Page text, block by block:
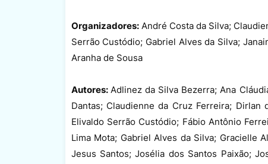
Organizadores:André Costa da Silva;
Serrão Custódio; Gabriel Alves da Silva;
Aranha de Sousa
Autores: Adlinez da Silva Bezerra; Ana
Dantas; Claudienne da Cruz Ferreira; Dirlan
Elivaldo Serrão Custódio; Fábio Antônio
Lima Mota; Gabriel Alves da Silva; Gracielle
Jesus Santos; Josélia dos Santos Paixão;